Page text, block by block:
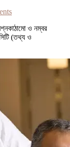
ও নম্বর
(তথ্য ও